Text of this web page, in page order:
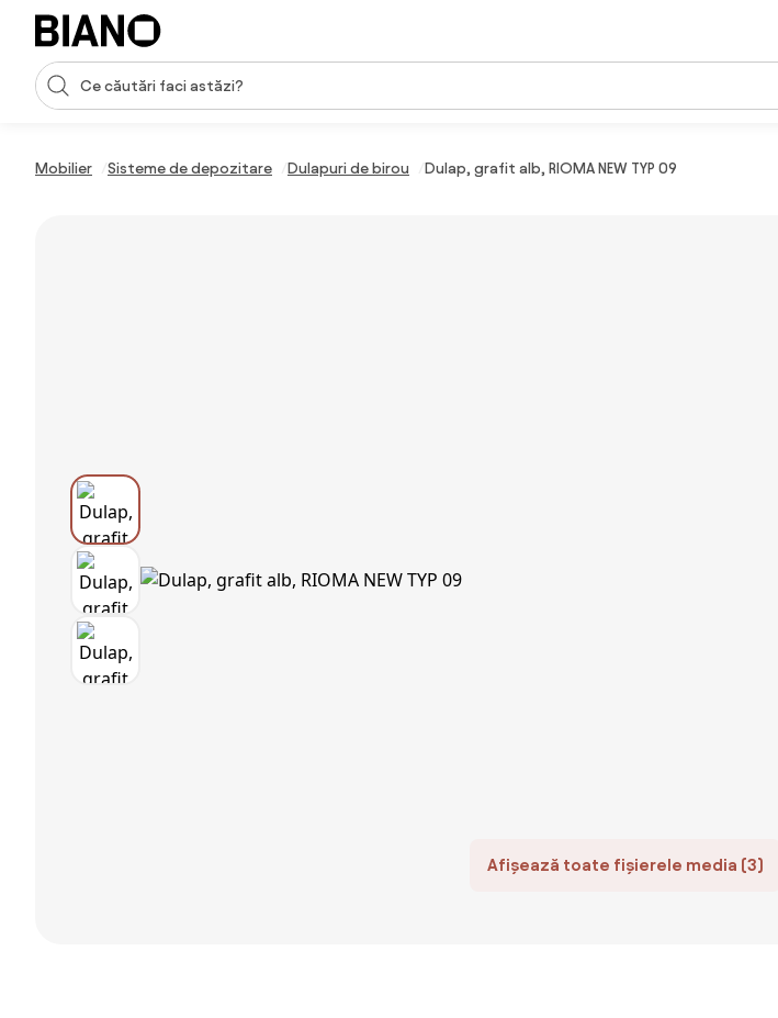
Sari peste navigare, accesează conținutul
Introducerea căutării
Mobilier Sisteme de depozitare Dulapuri de birou Dulap, grafit alb, RIOMA NEW TYP 09
Afișează toate fișierele media (3)